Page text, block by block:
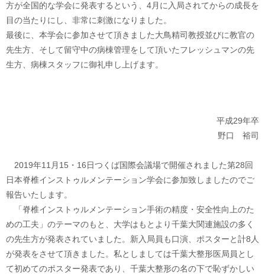
方が全国的な学会に発表するという、4月に入局されてからの成長を
目の当たりにし、非常に刺激になりました。
最後に、本学会に参加させて頂きました大鳥精司教授並びに教官の
先生方、そして留守中の病棟管理をして頂いたフレッシュマンの先
生方、病棟スタッフに御礼申し上げます。
平成29年卒
野口 裕司
2019年11月15・16日つくば国際会議場で開催されました第28回
日本脊椎インストゥルメンテーション学会に参加致しましたのでご
報告いたします。
「脊椎インストゥルメンテーション手術の精度・安全性向上のた
めの工夫」のテーマのもと、大学はもとより千葉大関連施設の多く
の先生方が発表されていました。新入局員も口演、ポスターと計8人
が発表をさせて頂きました。私としましては千葉大整形医局員とし
て初めてのポスター発表であり、千葉大整形の名の下で恥ずかしい